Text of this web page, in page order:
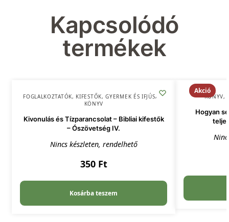
Kapcsolódó
termékek
FOGLALKOZTATÓK, KIFESTŐK,GYERMEK ÉS IFJÚSÁG,
KÖNYV
Kivonulás és Tízparancsolat – Bibliai kifestők
– Ószövetség IV.
Nincs készleten, rendelhető
350 Ft
Kosárba teszem
Akció
KÖNYV,
Hogyan